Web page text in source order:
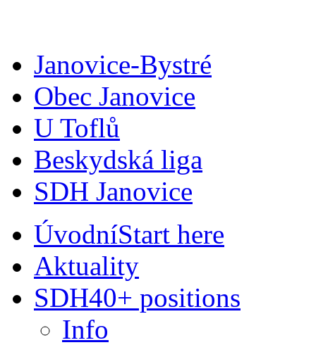
Janovice-Bystré
Obec Janovice
U Toflů
Beskydská liga
SDH Janovice
ÚvodníStart here
Aktuality
SDH40+ positions
Info